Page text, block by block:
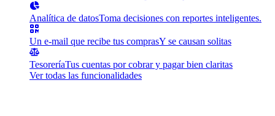
Analítica de datosToma decisiones con reportes inteligentes.
Un e-mail que recibe tus comprasY se causan solitas
TesoreríaTus cuentas por cobrar y pagar bien claritas
Ver todas las funcionalidades